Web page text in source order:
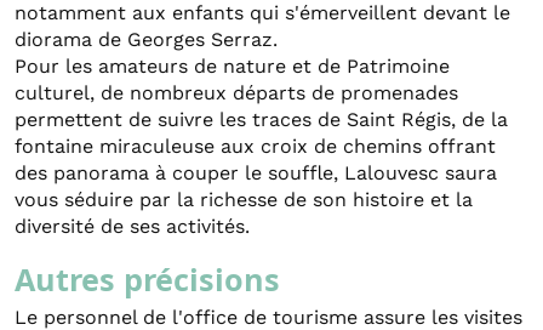
notamment aux enfants qui s'émerveillent devant le
diorama de Georges Serraz.
Pour les amateurs de nature et de Patrimoine
culturel, de nombreux départs de promenades
permettent de suivre les traces de Saint Régis, de la
fontaine miraculeuse aux croix de chemins offrant
des panorama à couper le souffle, Lalouvesc saura
vous séduire par la richesse de son histoire et la
diversité de ses activités.
Autres précisions
Le personnel de l'office de tourisme assure les visites